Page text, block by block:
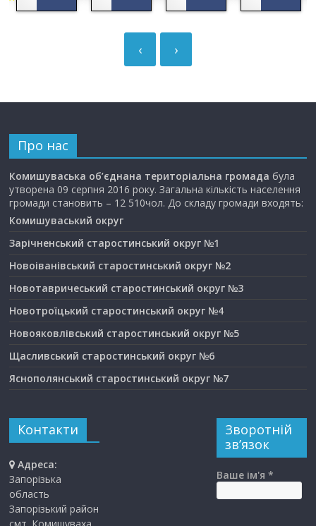
›
‹
Про нас
Комишуваська об’єднана територіальна громада була
утворена 09 серпня 2016 року. Загальна кількість населення
громади становить – 12 510чол. До складу громади входять:
Комишуваський округ
Зарічненський старостинський округ №1
Новоіванівський старостинський округ №2
Новотавричеський старостинський округ №3
Новотроїцький старостинський округ №4
Новояковлівський старостинський округ №5
Щасливський старостинський округ №6
Яснополянський старостинський округ №7
Контакти
Адреса:
Запорізька
область
Запорізький район
Зворотній
зв’язок
Ваше ім'я *